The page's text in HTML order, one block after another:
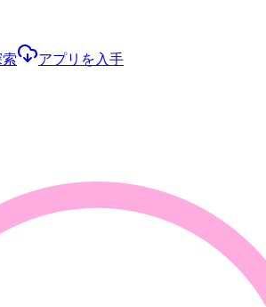
アプリを入手